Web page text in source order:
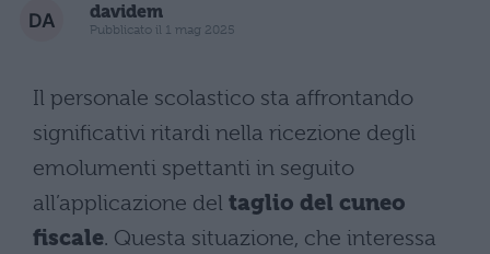
davidem
Pubblicato il 1 mag 2025
Il personale scolastico sta affrontando
significativi ritardi nella ricezione degli
emolumenti spettanti in seguito
all’applicazione del taglio del cuneo
fiscale. Questa situazione, che interessa